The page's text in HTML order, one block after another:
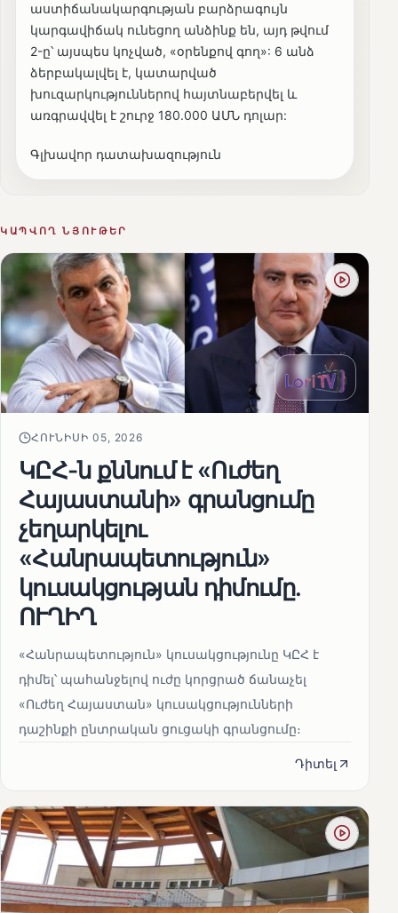
աստիճանակարգության բարձրագույն
կարգավիճակ ունեցող անձինք են, այդ թվում
2-ը՝ այսպես կոչված, «օրենքով գող»: 6 անձ
ձերբակալվել է, կատարված
խուզարկություններով հայտնաբերվել և
առգրավվել է շուրջ 180.000 ԱՄՆ դոլար:
Գլխավոր դատախազություն
ԿԱՊՎՈՂ ՆՅՈՒԹԵՐ
ՀՈՒՆԻՍԻ 05, 2026
ԿԸՀ-ն քննում է «Ուժեղ
Հայաստանի» գրանցումը
չեղարկելու
«Հանրապետություն»
կուսակցության դիմումը.
ՈՒՂԻՂ
«Հանրապետություն» կուսակցությունը ԿԸՀ է
դիմել՝ պահանջելով ուժը կորցրած ճանաչել
«Ուժեղ Հայաստան» կուսակցությունների
դաշինքի ընտրական ցուցակի գրանցումը։
Դիտել